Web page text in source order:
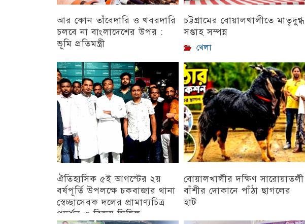
আর কোন তাঁবেদারি ও খবরদারি
চলবে না বাংলাদেশের উপর :
ভূমি প্রতিমন্ত্রী
চট্টগ্রাম
চট্টগ্রামের বোয়ালখালীতে মাতৃদুগ্ধ
সপ্তাহ সম্পন্ন
খেলা
ঐতিহাসিক ৫ই আগস্টের ২য়
বর্ষপূর্তি উপলক্ষে চকবাজার থানা
স্বেচ্ছাসেবক দলের প্রামাণ্যচিত্র
প্রদর্শন ও বিজয় মিছিল
বোয়ালখালীর দক্ষিণ সারোয়াতলী
বাঁশীর দোকানে পাঁঠা ছাগলের
হাট
চট্টগ্রাম